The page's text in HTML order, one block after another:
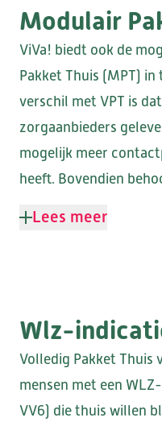
GEESTERHEEM
Modulair
ViVa! biedt ook de
Pakket Thuis (MPT)
verschil met VPT is
zorgaanbieders
mogelijk meer
heeft. Bovendien
Lees meer
Wlz-
Volledig Pakket Thuis
mensen met een
VV6) die thuis willen